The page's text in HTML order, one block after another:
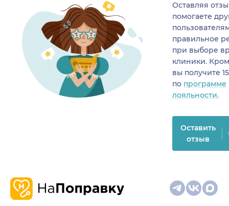
Оставляя
помогаете
правильное
при выборе
клиники.
вы получите
по программе
лояльности.
Оставить
отзыв